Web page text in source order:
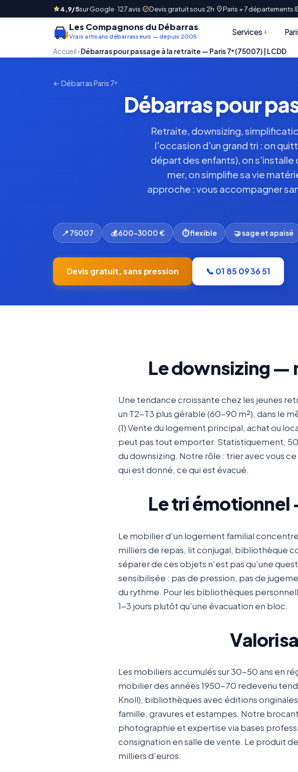
4,9/5sur Google · 127 avis· Devis gratuit sous 2h· Paris + 7 départements
Les Compagnons du Débarras
Vrais artisans débarrasseurs — depuis 2005 Services
Accueil›Débarras pour passage à la retraite — Paris 7ᵉ (75007) | LCDD
← Débarras Paris 7ᵉ
Débarras pour
Retraite, downsizing,
l'occasion d'un grand tri : on
départ des enfants), on s'installe
mer, on simplifie sa vie
approche : vous accompagner
📍 75007 💰 600-3000 € ⏱ flexible 🤝 sage et apaisé
Devis gratuit, sans pression 📞 01 85 09 36 51
Le downsizing —
Une tendance croissante chez les jeunes
un T2-T3 plus gérable (60-90 m²), dans le
(1) Vente du logement principal, achat ou
peut pas tout emporter. Statistiquement,
du downsizing. Notre rôle : trier avec vous
qui est donné, ce qui est évacué.
Le tri
Le mobilier d'un logement familial
milliers de repas, lit conjugal, bibliothèque
séparer de ces objets n'est pas qu'une
sensibilisée : pas de pression, pas de
du rythme. Pour les bibliothèques
1-3 jours plutôt qu'une évacuation en bloc.
Les mobiliers accumulés sur 30-50 ans en
mobilier des années 1950-70 redevenu
Knoll), bibliothèques avec éditions
famille, gravures et estampes. Notre
photographie et expertise via bases
consignation en salle de vente. Le produit
milliers d'euros.